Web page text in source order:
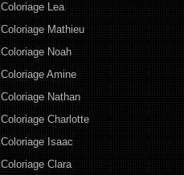
Coloriage Lea
Coloriage Mathieu
Coloriage Noah
Coloriage Amine
Coloriage Nathan
Coloriage Charlotte
Coloriage Isaac
Coloriage Clara